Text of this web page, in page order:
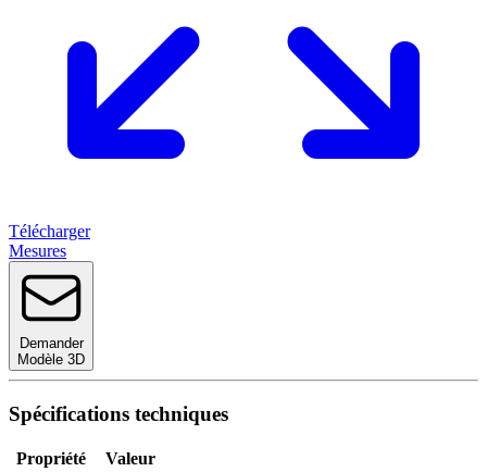
Télécharger
Mesures
Demander
Modèle 3D
Spécifications techniques
Propriété
Valeur